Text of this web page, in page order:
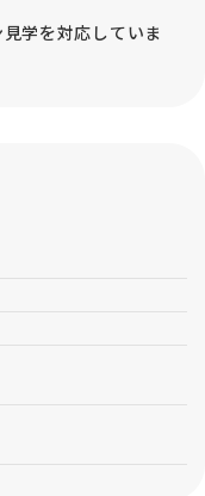
学を対応していま